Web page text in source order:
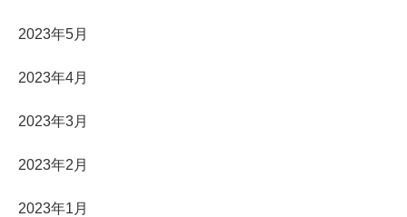
2023年5月
2023年4月
2023年3月
2023年2月
2023年1月